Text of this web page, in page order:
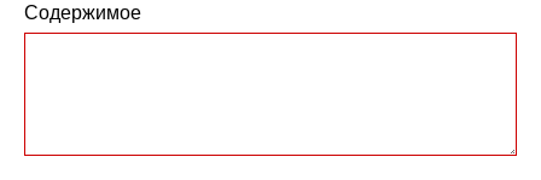
Содержимое